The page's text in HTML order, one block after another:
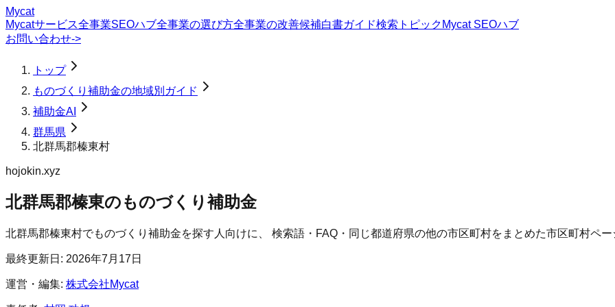
Mycat
Mycatサービス全事業SEOハブ全事業の選び方全事業の改善候補白書ガイド検索トピック Mycat SEOハブ
お問い合わせ->
トップ
ものづくり補助金の地域別ガイド
補助金AI
群馬県
北群馬郡榛東村
hojokin.xyz
北群馬郡榛東のものづくり補助金
北群馬郡榛東村でものづくり補助金を探す人向けに、 検索語・FAQ・同じ都道府県の他の市区町村をまとめた市区町村ペ
最終更新日: 2026年7月17日
運営・編集: 株式会社Mycat